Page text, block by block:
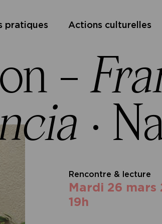
pratiques Actions culturelles
–
·
Rencontre & lecture
mardi 26
19h